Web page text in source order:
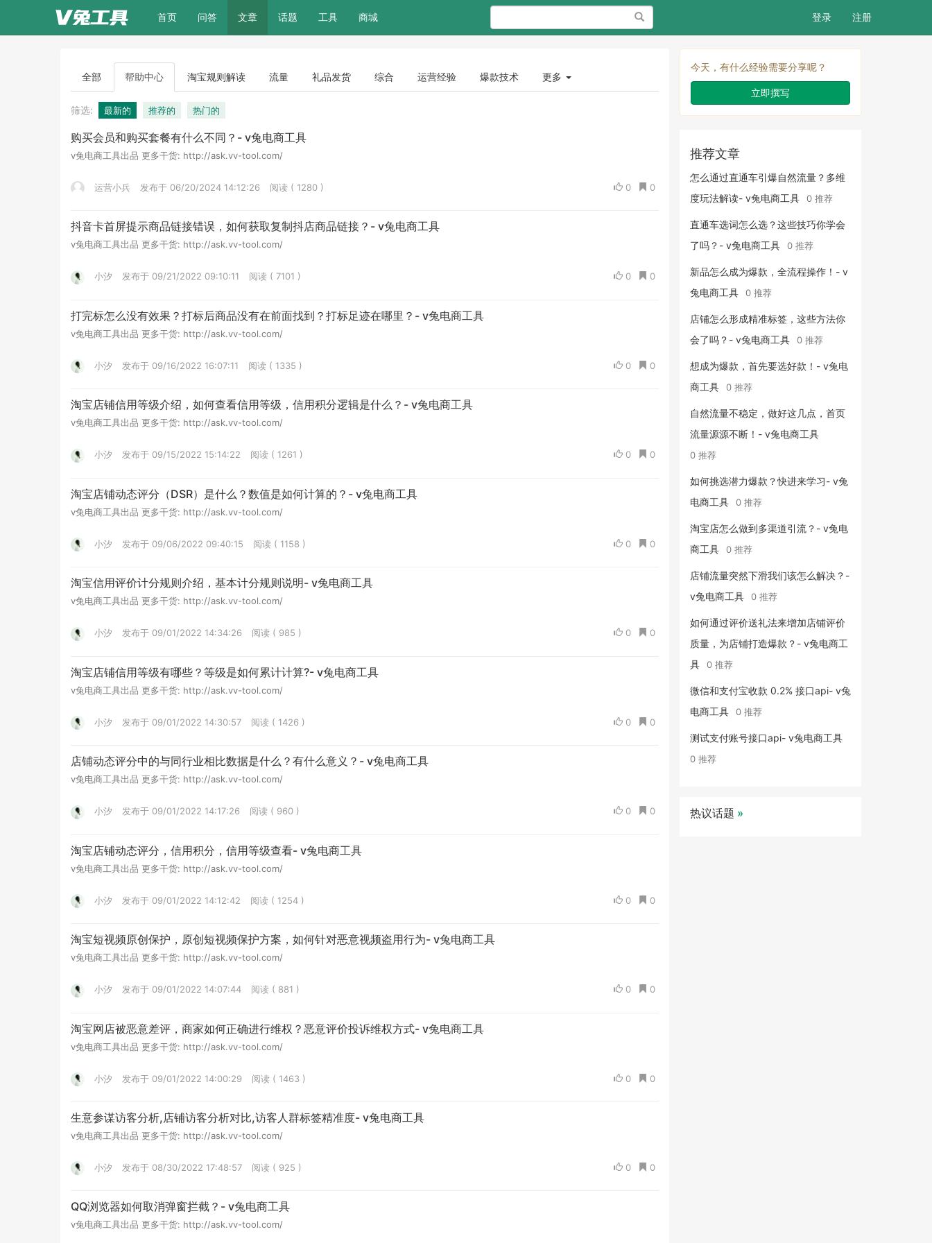
首页(current)
问答 文章 话题 工具 商城 搜索 登录 注册
全部 帮助中心 淘宝规则解读 流量 礼品发货 综合 运营经验 爆款技术 更多
筛选: 最新的 推荐的 热门的
购买会员和购买套餐有什么不同？- v兔电商工具
v兔电商工具出品 更多干货: http://ask.vv-tool.com/
0
0
运营小兵 发布于 06/20/2024 14:12:26 阅读 ( 1280 )
抖音卡首屏提示商品链接错误，如何获取复制抖店商品链接？- v兔电商工具
v兔电商工具出品 更多干货: http://ask.vv-tool.com/
0
0
小汐 发布于 09/21/2022 09:10:11 阅读 ( 7101 )
打完标怎么没有效果？打标后商品没有在前面找到？打标足迹在哪里？- v兔电商工具
v兔电商工具出品 更多干货: http://ask.vv-tool.com/
0
0
小汐 发布于 09/16/2022 16:07:11 阅读 ( 1335 )
淘宝店铺信用等级介绍，如何查看信用等级，信用积分逻辑是什么？- v兔电商工具
v兔电商工具出品 更多干货: http://ask.vv-tool.com/
0
0
小汐 发布于 09/15/2022 15:14:22 阅读 ( 1261 )
淘宝店铺动态评分（DSR）是什么？数值是如何计算的？- v兔电商工具
v兔电商工具出品 更多干货: http://ask.vv-tool.com/
0
0
小汐 发布于 09/06/2022 09:40:15 阅读 ( 1158 )
淘宝信用评价计分规则介绍，基本计分规则说明- v兔电商工具
v兔电商工具出品 更多干货: http://ask.vv-tool.com/
0
0
小汐 发布于 09/01/2022 14:34:26 阅读 ( 985 )
淘宝店铺信用等级有哪些？等级是如何累计计算?- v兔电商工具
v兔电商工具出品 更多干货: http://ask.vv-tool.com/
0
0
小汐 发布于 09/01/2022 14:30:57 阅读 ( 1426 )
店铺动态评分中的与同行业相比数据是什么？有什么意义？- v兔电商工具
v兔电商工具出品 更多干货: http://ask.vv-tool.com/
0
0
小汐 发布于 09/01/2022 14:17:26 阅读 ( 960 )
淘宝店铺动态评分，信用积分，信用等级查看- v兔电商工具
v兔电商工具出品 更多干货: http://ask.vv-tool.com/
0
0
小汐 发布于 09/01/2022 14:12:42 阅读 ( 1254 )
淘宝短视频原创保护，原创短视频保护方案，如何针对恶意视频盗用行为- v兔电商工具
v兔电商工具出品 更多干货: http://ask.vv-tool.com/
0
0
小汐 发布于 09/01/2022 14:07:44 阅读 ( 881 )
淘宝网店被恶意差评，商家如何正确进行维权？恶意评价投诉维权方式- v兔电商工具
v兔电商工具出品 更多干货: http://ask.vv-tool.com/
0
0
小汐 发布于 09/01/2022 14:00:29 阅读 ( 1463 )
生意参谋访客分析,店铺访客分析对比,访客人群标签精准度- v兔电商工具
v兔电商工具出品 更多干货: http://ask.vv-tool.com/
0
0
小汐 发布于 08/30/2022 17:48:57 阅读 ( 925 )
QQ浏览器如何取消弹窗拦截？- v兔电商工具
v兔电商工具出品 更多干货: http://ask.vv-tool.com/
今天，有什么经验需要分享呢？
立即撰写
推荐文章
怎么通过直通车引爆自然流量？多维
度玩法解读- v兔电商工具
0 推荐
直通车选词怎么选？这些技巧你学会
了吗？- v兔电商工具
0 推荐
新品怎么成为爆款，全流程操作！- v
兔电商工具
0 推荐
店铺怎么形成精准标签，这些方法你
会了吗？- v兔电商工具
0 推荐
想成为爆款，首先要选好款！- v兔电
商工具
0 推荐
自然流量不稳定，做好这几点，首页
流量源源不断！- v兔电商工具
0 推荐
如何挑选潜力爆款？快进来学习- v兔
电商工具
0 推荐
淘宝店怎么做到多渠道引流？- v兔电
商工具
0 推荐
店铺流量突然下滑我们该怎么解决？-
v兔电商工具
0 推荐
如何通过评价送礼法来增加店铺评价
质量，为店铺打造爆款？- v兔电商工
具
0 推荐
微信和支付宝收款 0.2% 接口api- v兔
电商工具
0 推荐
测试支付账号接口api- v兔电商工具
0 推荐
热议话题 »